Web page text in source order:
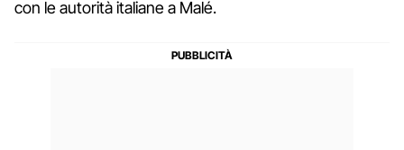
con le autorità italiane a Malé.